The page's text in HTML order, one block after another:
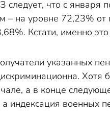
что с января
– на уровне 72,23%
Кстати, именно
указанных
а в конце
индексация военных